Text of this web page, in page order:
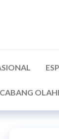
CABANG